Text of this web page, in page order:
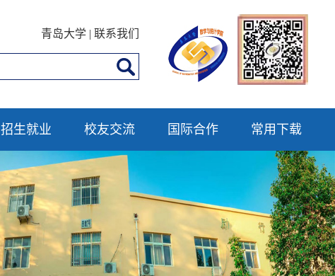
青岛大学 | 联系我们
招生就业 校友交流 国际合作 常用下载